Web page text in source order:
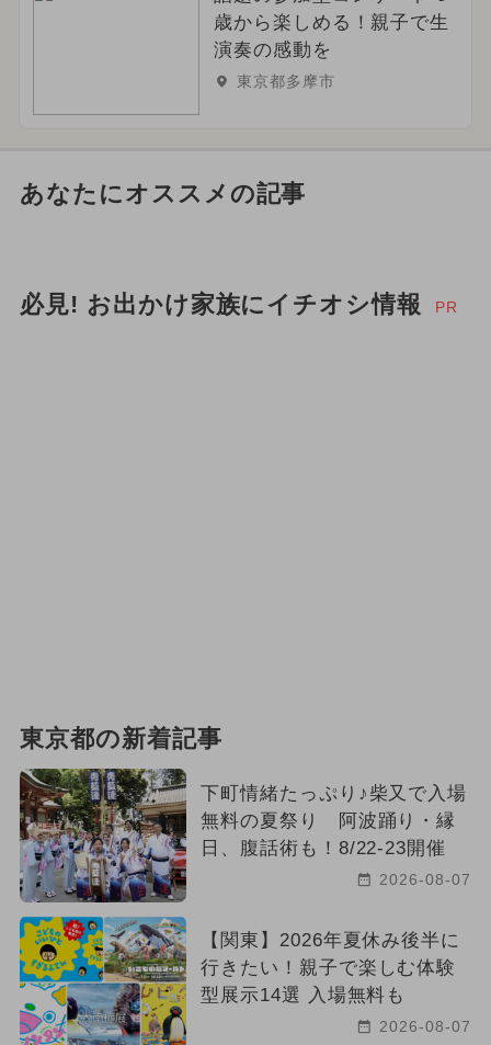
歳から楽しめる！親子で生
演奏の感動を
東京都多摩市
あなたにオススメの記事
必見! お出かけ家族にイチオシ情報 PR
東京都の新着記事
下町情緒たっぷり♪柴又で入場
無料の夏祭り 阿波踊り・縁
日、腹話術も！8/22-23開催
2026-08-07
【関東】2026年夏休み後半に
行きたい！親子で楽しむ体験
型展示14選 入場無料も
2026-08-07